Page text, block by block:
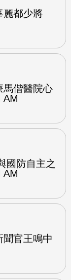
麗都少將
馬偕醫院心
AM
國防自主之
AM
聞官王鳴中